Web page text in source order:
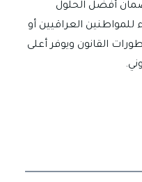
أفضل الحلول
للمواطنين العراقيين أو
القانون ويوفر أعلى